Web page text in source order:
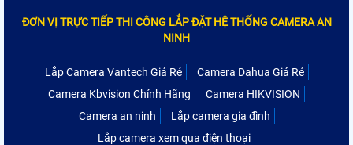
ĐƠN VỊ TRỰC TIẾP THI CÔNG LẮP ĐẶT HỆ THỐNG CAMERA AN
NINH
Lắp Camera Vantech Giá Rẻ
Camera Dahua Giá Rẻ
Camera Kbvision Chính Hãng
Camera HIKVISION
Camera an ninh
Lắp camera gia đình
Lắp camera xem qua điện thoại